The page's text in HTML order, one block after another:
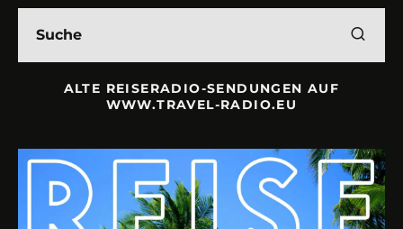
ALTE REISERADIO-SENDUNGEN AUF
WWW.TRAVEL-RADIO.EU